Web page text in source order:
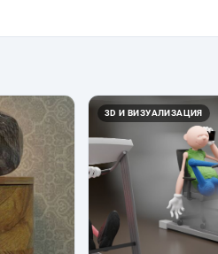
3D И ВИЗУАЛИЗАЦИЯ